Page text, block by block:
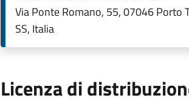
Via Ponte Romano, 55, 07046 Porto
SS, Italia
Licenza di